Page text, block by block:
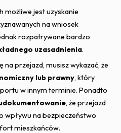
możliwe jest uzyskanie
na wniosek
rozpatrywane bardzo
uzasadnienia.
na przejazd, musisz wykazać, że
lub prawny, który
w innym terminie. Ponadto
, że przejazd
wpływu na bezpieczeństwo
mieszkańców.